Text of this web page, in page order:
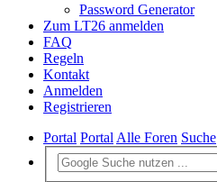
Password Generator
Zum LT26 anmelden
FAQ
Regeln
Kontakt
Anmelden
Registrieren
Portal PortalAlle Foren Suche